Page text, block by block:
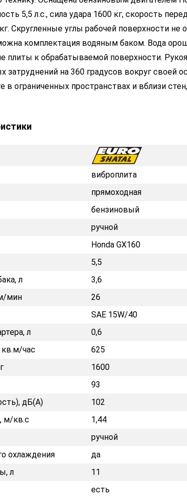
5,5 л.с., сила удара 1600 кг, скорость
Скругленные углы рабочей поверхности не
комплектация водяным баком. Вода
плиты к обрабатываемой поверхности.
затруднений на 360 градусов вокруг своей
в ограниченных пространствах и вблизи
виброплита
прямоходная
бензиновый
ручной
Honda GX160
5,5
л
3,6
мин
26
SAE 15W/40
л
0,6
кв.м/час
625
1600
93
дБ(А)
102
м/кв.с
1,44
ручной
охлаждения
да
л
11
есть